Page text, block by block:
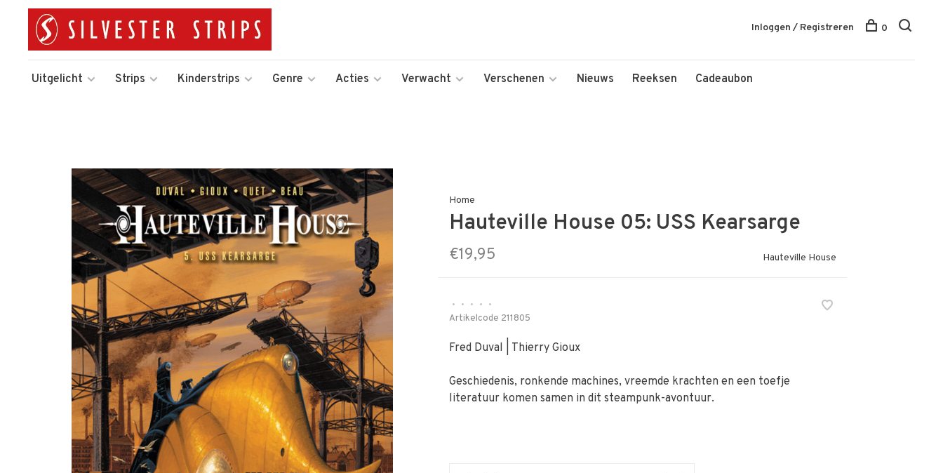
Uitgelicht Strips Kinderstrips Genre Acties Verwacht Verschenen Nieuws Reeksen Cadeaubon
Inloggen / Registreren 0
Home
Hauteville House 05: USS Kearsarge
€19,95 Hauteville House
• • • •
•
Artikelcode 211805
Fred Duval | Thierry Gioux
Geschiedenis, ronkende machines, vreemde krachten en een toefje
literatuur komen samen in dit steampunk-avontuur.